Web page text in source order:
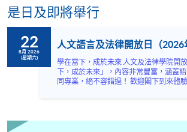
是日及即將舉行
22
8月 2026
(星期六)
人文語言及法律開放日（2026
學在當下，成於未來 人文及法律學院開放日主題為「學在當
下，成於未來」，內容非常豐富，涵蓋
同專業，絕不容錯過！ 歡迎閣下到來體驗學習不同語言（包
的你，絕對是機會難逢。若你想瞭解心